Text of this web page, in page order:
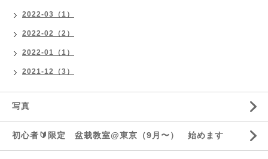
2022-03（1）
2022-02（2）
2022-01（1）
2021-12（3）
写真
初心者🔰限定 盆栽教室@東京（9月〜） 始めます